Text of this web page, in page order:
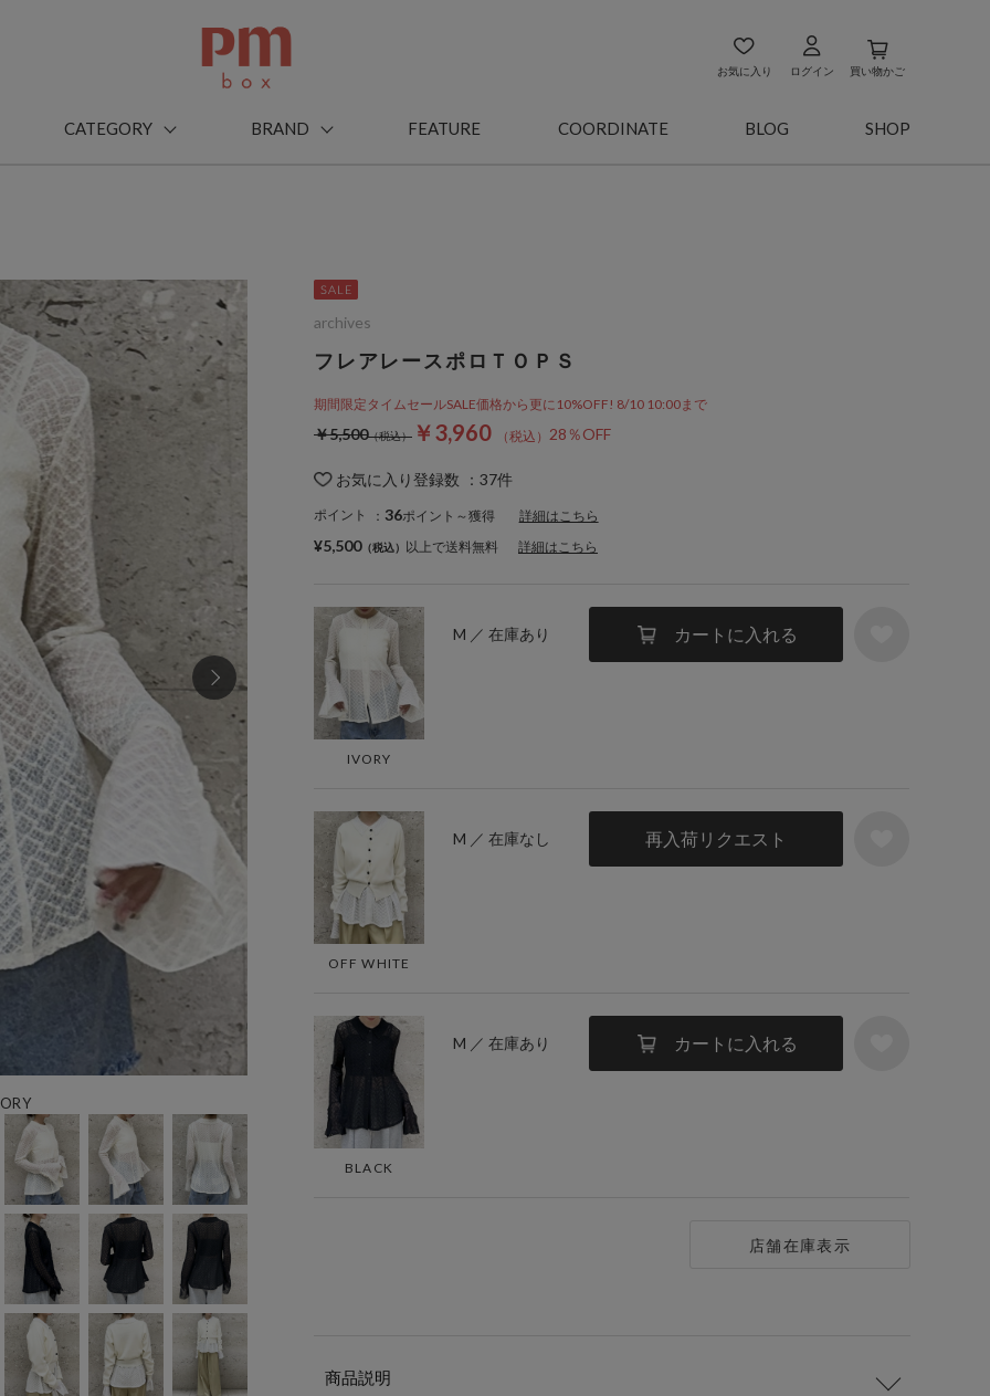
お気に入り ログイン 買い物かご
CATEGORY BRAND FEATURE COORDINATE BLOG SHOP
フレアレースポロＴＯＰＳ
期間限定タイムセールSALE価格から更に10%OFF! 8/10 10:00まで
￥3,960 28％OFF
￥5,500
お気に入り登録数 ：37件
ポイント ： 36ポイント～獲得 詳細はこちら
IVORY
M ／ 在庫あり カートに入れる
OFF WHITE
M ／ 在庫なし 再入荷リクエスト
BLACK
M ／ 在庫あり カートに入れる
店舗在庫表示
archives
¥5,500 以上で送料無料 詳細はこちら
商品説明